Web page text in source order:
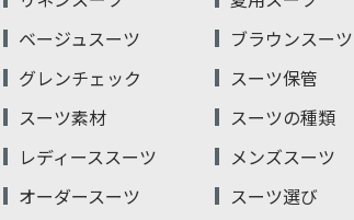
ベージュスーツ ブラウンスーツ
グレンチェック スーツ保管
スーツ素材 スーツの種類
レディーススーツ メンズスーツ
オーダースーツ スーツ選び